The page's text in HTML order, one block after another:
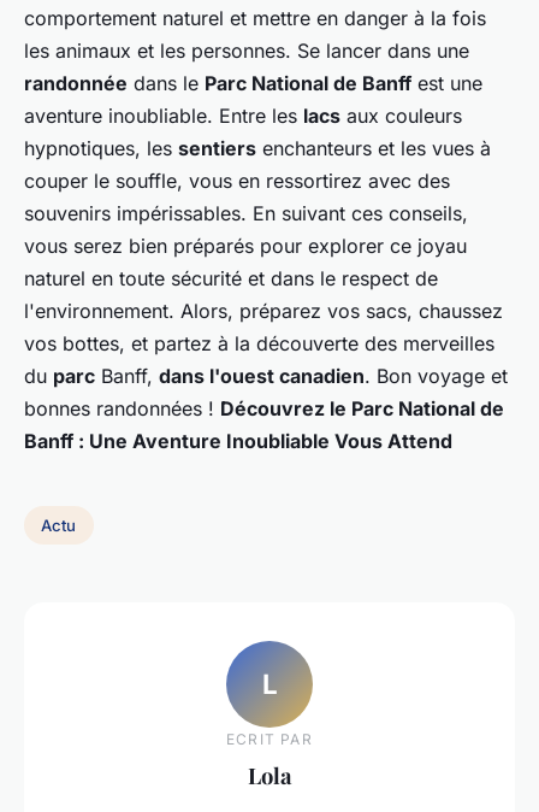
comportement naturel et mettre en danger à la fois
les animaux et les personnes. Se lancer dans une
randonnée dans le Parc National de Banffest une
aventure inoubliable. Entre les lacs aux couleurs
hypnotiques, les sentiers enchanteurs et les vues à
couper le souffle, vous en ressortirez avec des
souvenirs impérissables. En suivant ces conseils,
vous serez bien préparés pour explorer ce joyau
naturel en toute sécurité et dans le respect de
l'environnement. Alors, préparez vos sacs, chaussez
vos bottes, et partez à la découverte des merveilles
du parc Banff, dans l'ouest canadien. Bon voyage et
bonnes randonnées ! Découvrez le Parc National de
Banff : Une Aventure Inoubliable Vous Attend
Actu
L
ECRIT PAR
Lola